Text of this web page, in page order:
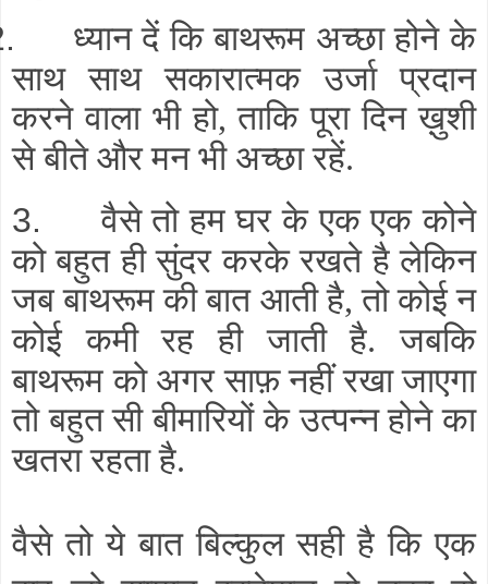
ध्यान दें कि बाथरूम अच्छा होने के
साथ साथ सकारात्मक उर्जा प्रदान
करने वाला भी हो, ताकि पूरा दिन ख़ुशी
से बीते और मन भी अच्छा रहें.
3.
वैसे तो हम घर के एक एक कोने
को बहुत ही सुंदर करके रखते है लेकिन
जब बाथरूम की बात आती है, तो कोई न
कोई कमी रह ही जाती है.
जबकि
बाथरूम को अगर साफ़ नहीं रखा जाएगा
तो बहुत सी बीमारियों के उत्पन्न होने का
खतरा रहता है.
वैसे तो ये बात बिल्कुल सही है कि एक